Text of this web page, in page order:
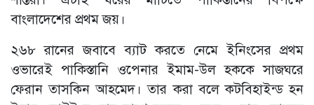
বাংলাদেশের প্রথম জয়।
২৬৮ রানের জবাবে ব্যাট করতে নেমে ইনিংসের প্রথম
ওভারেই পাকিস্তানি ওপেনার ইমাম-উল হককে সাজঘরে
ফেরান তাসকিন আহমেদ। তার করা বলে কটবিহাইন্ড হন